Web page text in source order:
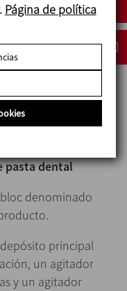
pasta dental
denominado
principal
un agitador
y un agitador
Página de política